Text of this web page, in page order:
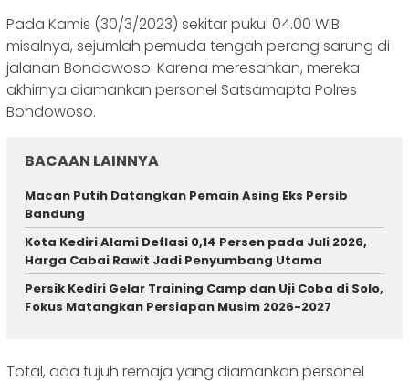
Pada Kamis (30/3/2023) sekitar pukul 04.00 WIB
misalnya, sejumlah pemuda tengah perang sarung di
jalanan Bondowoso. Karena meresahkan, mereka
akhirnya diamankan personel Satsamapta Polres
Bondowoso.
BACAAN LAINNYA
Macan Putih Datangkan Pemain Asing Eks Persib
Bandung
Kota Kediri Alami Deflasi 0,14 Persen pada Juli 2026,
Harga Cabai Rawit Jadi Penyumbang Utama
Persik Kediri Gelar Training Camp dan Uji Coba di Solo,
Fokus Matangkan Persiapan Musim 2026-2027
Total, ada tujuh remaja yang diamankan personel